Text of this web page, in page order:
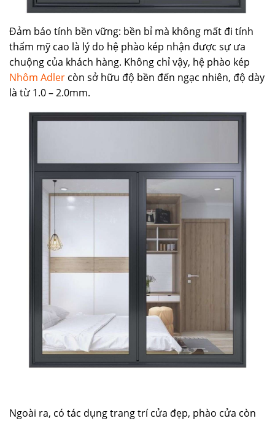
Đảm báo tính bền vững: bền bỉ mà không mất đi tính
thẩm mỹ cao là lý do hệ phào kép nhận được sự ưa
chuộng của khách hàng. Không chỉ vậy, hệ phào kép
Nhôm Adler còn sở hữu độ bền đến ngạc nhiên, độ dày
là từ 1.0 – 2.0mm.
Ngoài ra, có tác dụng trang trí cửa đẹp, phào cửa còn